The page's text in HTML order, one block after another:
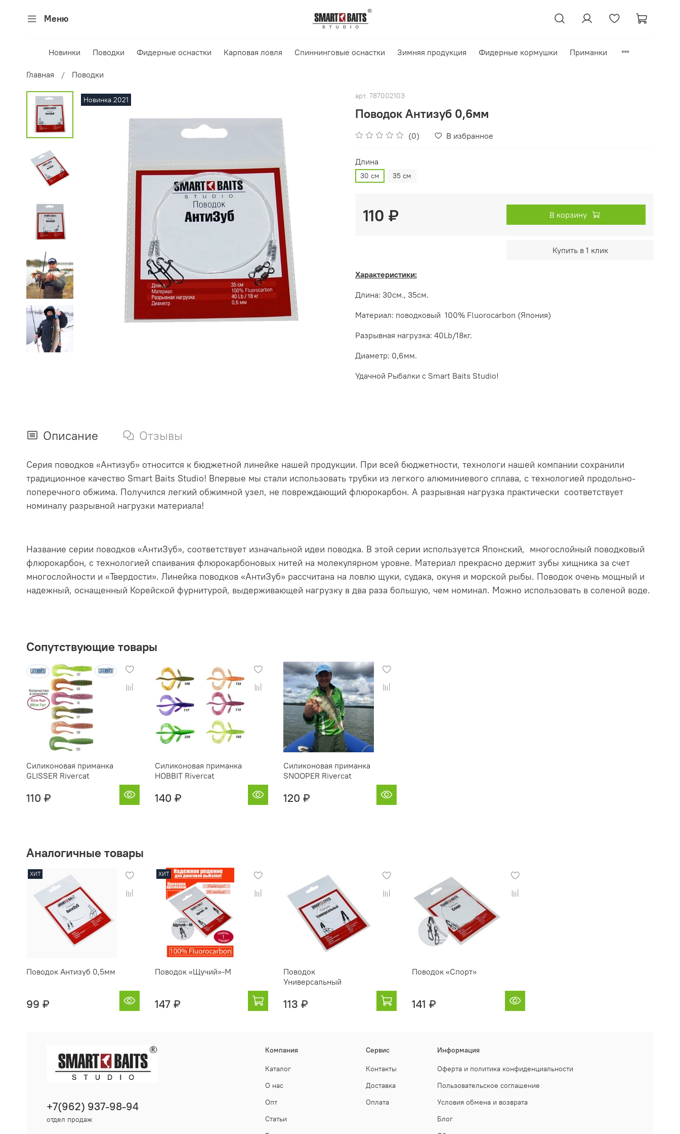
Меню
Новинки Поводки Фидерные оснастки Карповая ловля Спиннинговые оснастки Зимняя продукция Фидерные кормушки Приманки
Главная Поводки
Новинка 2021 арт. 787002103
Поводок Антизуб 0,6мм
(0) В избранное
Длина
30 см 35 см
110 ₽ В корзину
Купить в 1 клик
Характеристики:
Длина: 30см., 35см.
Материал: поводковый 100% Fluorocarbon (Япония)
Разрывная нагрузка: 40Lb/18кг.
Диаметр: 0,6мм.
Удачной Рыбалки с Smart Baits Studio!
Описание Отзывы
Серия поводков «Антизуб» относится к бюджетной линейке нашей продукции. При всей бюджетности, технологи нашей компании сохранили
традиционное качество Smart Baits Studio! Впервые мы стали использовать трубки из легкого алюминиевого сплава, с технологией продольно-
поперечного обжима. Получился легкий обжимной узел, не повреждающий флюрокарбон. А разрывная нагрузка практически соответствует
номиналу разрывной нагрузки материала!
Название серии поводков «АнтиЗуб», соответствует изначальной идеи поводка. В этой серии используется Японский, многослойный поводковый
флюрокарбон, с технологией спаивания флюрокарбоновых нитей на молекулярном уровне. Материал прекрасно держит зубы хищника за счет
многослойности и «Твердости». Линейка поводков «АнтиЗуб» рассчитана на ловлю щуки, судака, окуня и морской рыбы. Поводок очень мощный и
надежный, оснащенный Корейской фурнитурой, выдерживающей нагрузку в два раза большую, чем номинал. Можно использовать в соленой воде.
Сопутствующие товары
Силиконовая приманка
GLISSER Rivercat
110 ₽
Силиконовая приманка
HOBBIT Rivercat
140 ₽
Силиконовая приманка
SNOOPER Rivercat
120 ₽
Аналогичные товары
ХИТ
Поводок Антизуб 0,5мм
99 ₽
ХИТ
Поводок «Щучий»-М
147 ₽
Поводок
Универсальный
113 ₽
Поводок «Спорт»
141 ₽
Компания
Каталог
О нас
Опт
Статьи
Сервис
Контакты
Доставка
Оплата
Информация
Оферта и политика конфиденциальности
Пользовательское соглашение
Условия обмена и возврата
Блог
+7(962) 937-98-94
отдел продаж